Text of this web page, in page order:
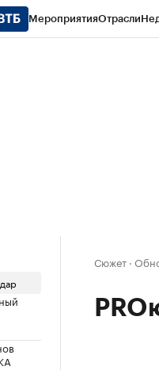
МероприятияОтрасли
Сюжет ·